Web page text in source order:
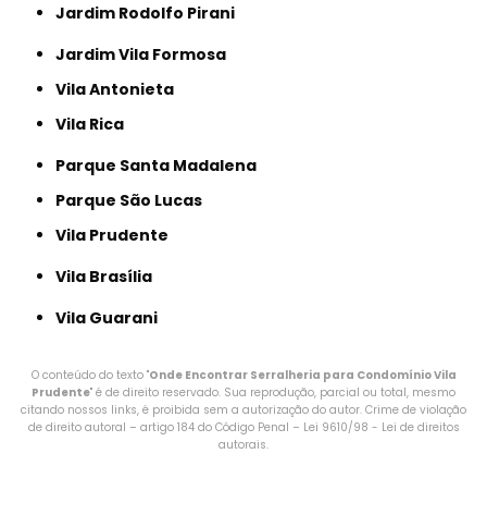
Jardim Rodolfo Pirani
Jardim Vila Formosa
Vila Antonieta
Vila Rica
Parque Santa Madalena
Parque São Lucas
Vila Prudente
Vila Brasília
Vila Guarani
O conteúdo do texto "Onde Encontrar Serralheria para Condomínio Vila
Prudente" é de direito reservado. Sua reprodução, parcial ou total, mesmo
citando nossos links, é proibida sem a autorização do autor. Crime de violação
de direito autoral – artigo 184 do Código Penal – Lei 9610/98 - Lei de direitos
autorais.